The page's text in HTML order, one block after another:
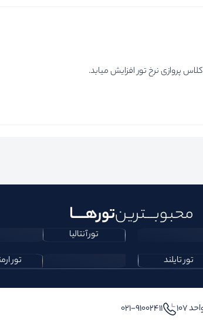
پروازی نرخ تور افزایش میابد.
محبوبـــترینتورهــــا
تور آنتالیا
تور تایلند تور
107 ۰۲۱-91002411